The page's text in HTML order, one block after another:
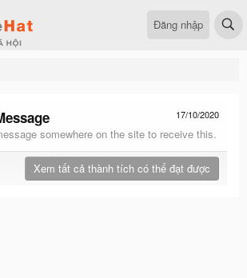
Đăng nhập
17/10/2020
somewhere on the site to receive this.
Xem tất cả thành tích có thể đạt được